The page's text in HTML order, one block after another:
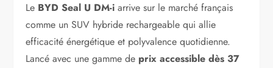
Le BYD Seal U DM-i arrive sur le marché français
comme un SUV hybride rechargeable qui allie
efficacité énergétique et polyvalence quotidienne.
Lancé avec une gamme de prix accessible dès 37